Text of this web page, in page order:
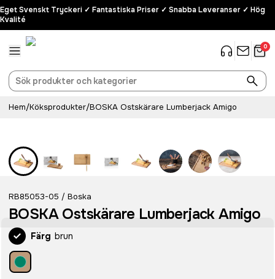
Eget Svenskt Tryckeri ✓ Fantastiska Priser ✓ Snabba Leveranser ✓ Hög
Kvalité
0
Hem/Köksprodukter/BOSKA Ostskärare Lumberjack Amigo
RB85053-05 / Boska
BOSKA Ostskärare Lumberjack Amigo
Färg brun